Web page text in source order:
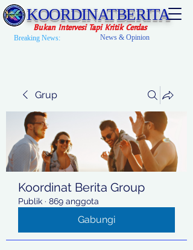
KOORDINATBERITA
Bukan Intervesi Tapi Kritik Cerdas
Breaking News: News & Opinion
Grup
Koordinat Berita Group
Publik · 869 anggota
Gabungi